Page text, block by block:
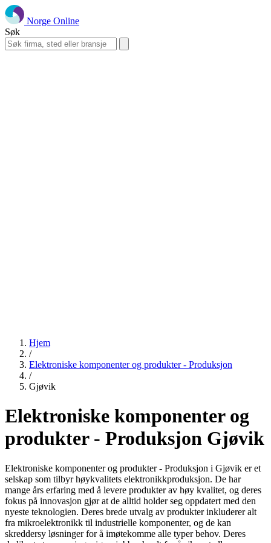
Norge Online
Søk
Hjem
/
Elektroniske komponenter og produkter - Produksjon
/
Gjøvik
Elektroniske komponenter og
produkter - Produksjon Gjøvik
Elektroniske komponenter og produkter - Produksjon i Gjøvik er et
selskap som tilbyr høykvalitets elektronikkproduksjon. De har
mange års erfaring med å levere produkter av høy kvalitet, og deres
fokus på innovasjon gjør at de alltid holder seg oppdatert med den
nyeste teknologien. Deres brede utvalg av produkter inkluderer alt
fra mikroelektronikk til industrielle komponenter, og de kan
skreddersy løsninger for å imøtekomme alle typer behov. Deres